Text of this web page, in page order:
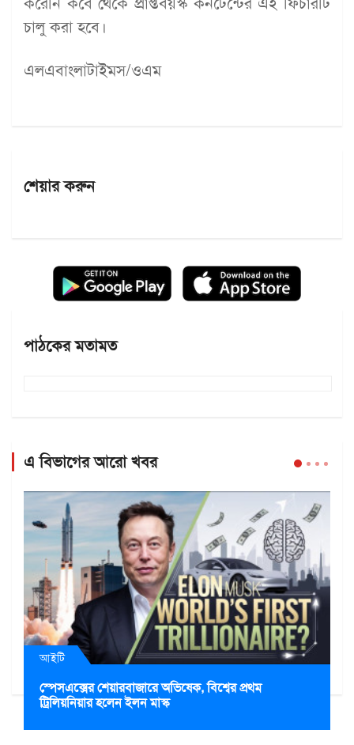
চালু করা হবে।
এলএবাংলাটাইমস/ওএম
শেয়ার করুন
পাঠকের মতামত
এ বিভাগের আরো খবর
আইটি
স্পেসএক্সের শেয়ারবাজারে অভিষেক, বিশ্বের প্রথম
ট্রিলিয়নিয়ার হলেন ইলন মাস্ক